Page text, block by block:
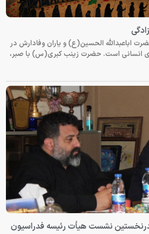
اباعبدالله الحسین(ع) و یاران وفادارش در
انسانی است. حضرت زینب کبری(س) با صبر،
نشست هیأت رئیسه فدراسیون